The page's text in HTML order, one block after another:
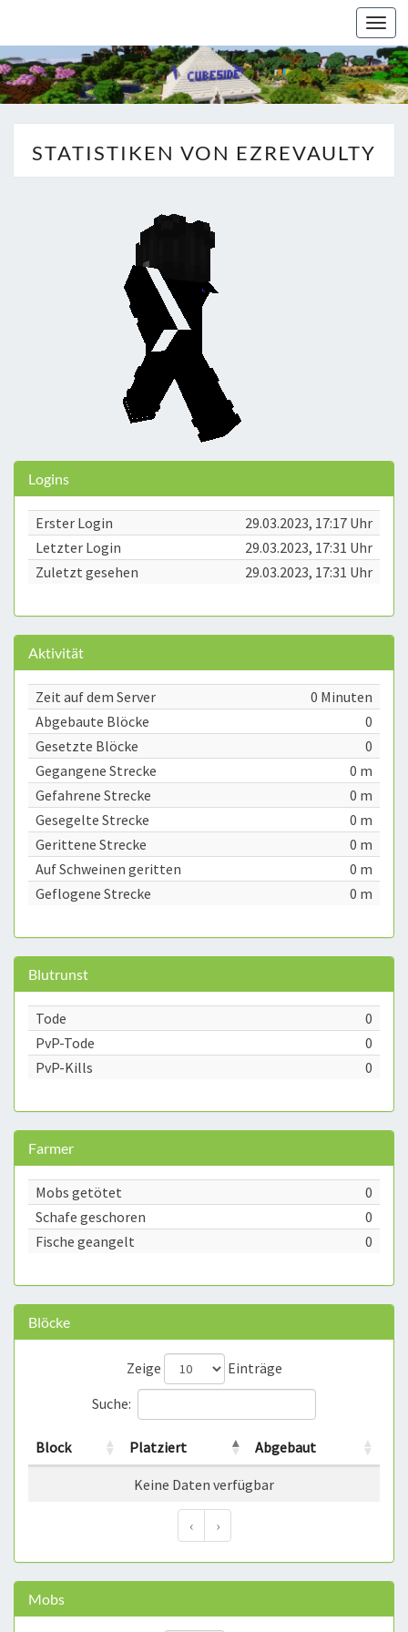
STATISTIKEN VON EZREVAULTY
Logins
Erster Login
29.03.2023, 17:17 Uhr
Letzter Login
29.03.2023, 17:31 Uhr
Zuletzt gesehen
29.03.2023, 17:31 Uhr
Aktivität
Zeit auf dem Server
0 Minuten
Abgebaute Blöcke
0
Gesetzte Blöcke
0
Gegangene Strecke
0 m
Gefahrene Strecke
0 m
Gesegelte Strecke
0 m
Gerittene Strecke
0 m
Auf Schweinen geritten
0 m
Geflogene Strecke
0 m
Blutrunst
Tode
0
PvP-Tode
0
PvP-Kills
0
Farmer
Mobs getötet
0
Schafe geschoren
0
Fische geangelt
0
Blöcke
Zeige
Einträge
Suche:
Block Platziert Abgebaut
Keine Daten verfügbar
‹ ›
Mobs